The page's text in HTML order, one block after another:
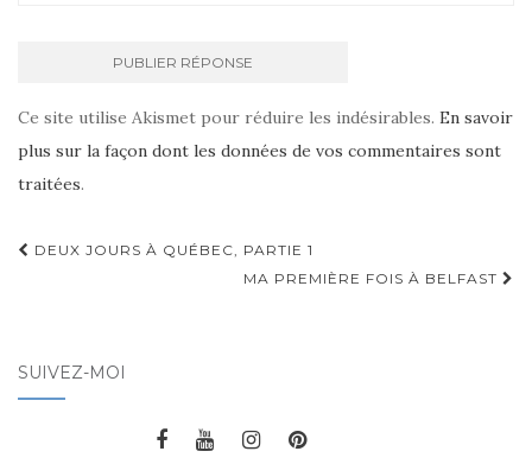
Ce site utilise Akismet pour réduire les indésirables. En savoir
plus sur la façon dont les données de vos commentaires sont
traitées.
Navigation d'article
DEUX JOURS À QUÉBEC, PARTIE 1
MA PREMIÈRE FOIS À BELFAST
SUIVEZ-MOI